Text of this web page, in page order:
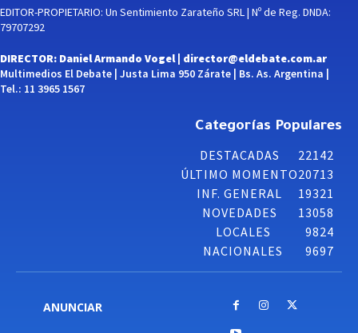
EDITOR-PROPIETARIO: Un Sentimiento Zarateño SRL | Nº de Reg. DNDA:
79707292
DIRECTOR: Daniel Armando Vogel | director@eldebate.com.ar
Multimedios El Debate | Justa Lima 950 Zárate | Bs. As. Argentina |
Tel.: 11 3965 1567
Categorías Populares
DESTACADAS
22142
ÚLTIMO MOMENTO20713
INF. GENERAL
19321
NOVEDADES
13058
LOCALES
9824
NACIONALES
9697
ANUNCIAR